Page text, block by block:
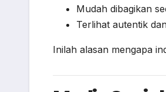
Mudah dibagikan
Terlihat autentik
Inilah alasan mengapa